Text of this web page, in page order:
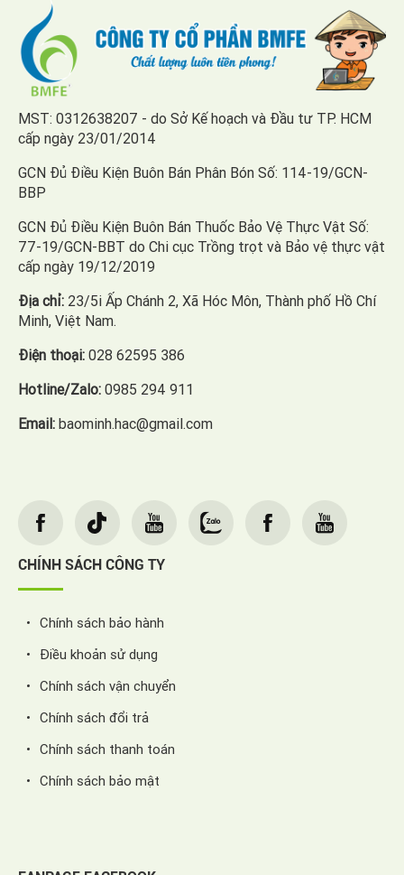
MST: 0312638207 - do Sở Kế hoạch và Đầu tư TP. HCM
cấp ngày 23/01/2014
GCN Đủ Điều Kiện Buôn Bán Phân Bón Số: 114-19/GCN-
BBP
GCN Đủ Điều Kiện Buôn Bán Thuốc Bảo Vệ Thực Vật Số:
77-19/GCN-BBT do Chi cục Trồng trọt và Bảo vệ thực vật
cấp ngày 19/12/2019
Địa chỉ: 23/5i Ấp Chánh 2, Xã Hóc Môn, Thành phố Hồ Chí
Minh, Việt Nam.
Điện thoại: 028 62595 386
Hotline/Zalo: 0985 294 911
Email: baominh.hac@gmail.com
CHÍNH SÁCH CÔNG TY
Chính sách bảo hành
Điều khoản sử dụng
Chính sách vận chuyển
Chính sách đổi trả
Chính sách thanh toán
Chính sách bảo mật